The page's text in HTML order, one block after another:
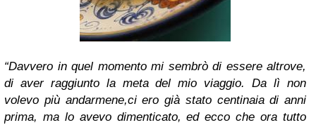
“Davvero in quel momento mi sembrò di essere altrove,
di aver raggiunto la meta del mio viaggio. Da lì non
volevo più andarmene,ci ero già stato centinaia di anni
prima, ma lo avevo dimenticato, ed ecco che ora tutto